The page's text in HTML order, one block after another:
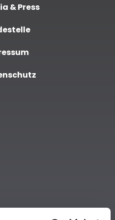
& Press